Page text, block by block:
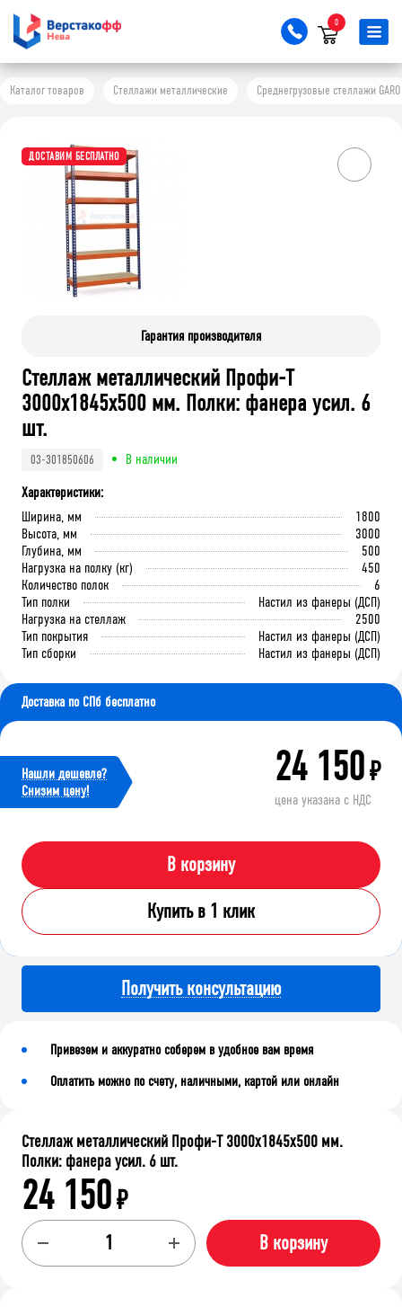
0
Каталог товаров Стеллажи металлические Среднегрузовые стеллажи GARO
ДОСТАВИМ БЕСПЛАТНО
Гарантия производителя
Стеллаж металлический Профи-Т
3000x1845x500 мм. Полки: фанера усил. 6
шт.
03-301850606
В наличии
Характеристики:
Ширина, мм
1800
Высота, мм
3000
Глубина, мм
500
Нагрузка на полку (кг)
450
Количество полок
6
Тип полки
Настил из фанеры (ДСП)
Нагрузка на стеллаж
2500
Тип покрытия
Настил из фанеры (ДСП)
Тип сборки
Настил из фанеры (ДСП)
Доставка по СПб бесплатно
Нашли дешевле?
Cнизим цену!
24 150₽
цена указана с НДС
В корзину
Купить в 1 клик
Получить консультацию
Привезем и аккуратно соберем в удобное вам время
Оплатить можно по счету, наличными, картой или онлайн
Стеллаж металлический Профи-Т 3000x1845x500 мм.
Полки: фанера усил. 6 шт.
24 150₽
В корзину